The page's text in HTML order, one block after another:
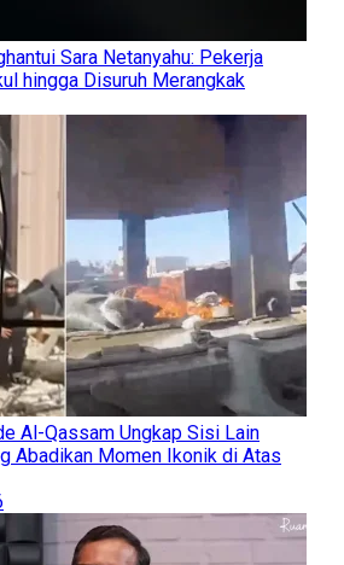
Sara Netanyahu: Pekerja
hingga Disuruh Merangkak
Al-Qassam Ungkap Sisi Lain
Abadikan Momen Ikonik di Atas